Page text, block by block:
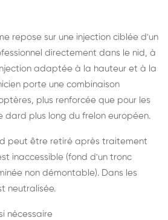
repose sur une injection ciblée d'un
directement dans le nid, à
adaptée à la hauteur et à la
porte une combinaison
plus renforcée que pour les
dard plus long du frelon européen.
peut être retiré après traitement
inaccessible (fond d'un tronc
non démontable). Dans les
neutralisée.
nécessaire